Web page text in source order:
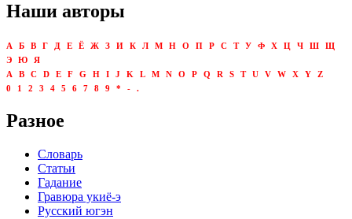
Наши авторы
А Б В Г Д Е Ё Ж З И К Л М Н О П Р С Т У Ф Х Ц Ч Ш
Щ
Э
Ю
Я
A
B C D E F G H I J K L M N O P Q R S T U V W X Y
Z
0
1 2 3 4 5 6 7 8 9 * - .
Разное
Словарь
Статьи
Гадание
Гравюра укиё-э
Русский югэн